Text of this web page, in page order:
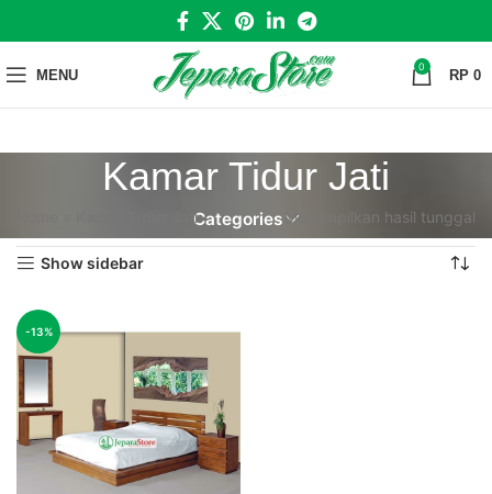
MENU 0 RP 0
Kamar Tidur Jati
Categories
Kamar Tidur Jati Menampilkan hasil tunggal
Show sidebar
-13%